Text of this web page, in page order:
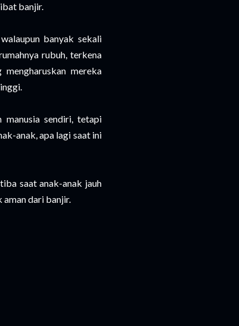
banjir.
banyak sekali
rubuh, terkena
mereka
manusia sendiri, tetapi
anak, apa lagi saat ini
saat anak-anak jauh
aman dari banjir.